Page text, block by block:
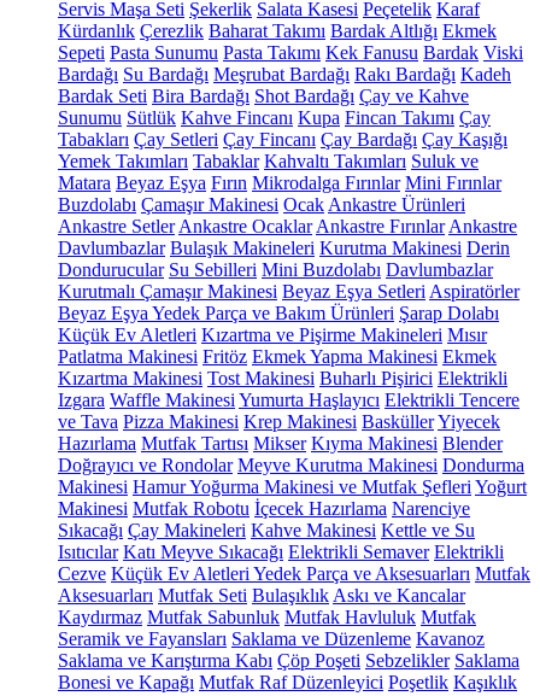
Servis Maşa Seti Şekerlik Salata Kasesi Peçetelik Karaf
Kürdanlık Çerezlik Baharat Takımı Bardak Altlığı Ekmek
Sepeti Pasta Sunumu Pasta Takımı Kek Fanusu Bardak Viski
Bardağı Su Bardağı Meşrubat Bardağı Rakı Bardağı Kadeh
Bardak Seti Bira Bardağı Shot Bardağı Çay ve Kahve
Sunumu Sütlük Kahve Fincanı Kupa Fincan Takımı Çay
Tabakları Çay Setleri Çay Fincanı Çay Bardağı Çay Kaşığı
Yemek Takımları Tabaklar Kahvaltı Takımları Suluk ve
Matara Beyaz Eşya Fırın Mikrodalga Fırınlar Mini Fırınlar
Buzdolabı Çamaşır Makinesi Ocak Ankastre Ürünleri
Ankastre Setler Ankastre Ocaklar Ankastre Fırınlar Ankastre
Davlumbazlar Bulaşık Makineleri Kurutma Makinesi Derin
Dondurucular Su Sebilleri Mini Buzdolabı Davlumbazlar
Kurutmalı Çamaşır Makinesi Beyaz Eşya Setleri Aspiratörler
Beyaz Eşya Yedek Parça ve Bakım Ürünleri Şarap Dolabı
Küçük Ev Aletleri Kızartma ve Pişirme Makineleri Mısır
Patlatma Makinesi Fritöz Ekmek Yapma Makinesi Ekmek
Kızartma Makinesi Tost Makinesi Buharlı Pişirici Elektrikli
Izgara Waffle Makinesi Yumurta Haşlayıcı Elektrikli Tencere
ve Tava Pizza Makinesi Krep Makinesi BasküllerYiyecek
Hazırlama Mutfak Tartısı Mikser Kıyma Makinesi Blender
Doğrayıcı ve Rondolar Meyve Kurutma Makinesi Dondurma
Makinesi Hamur Yoğurma Makinesi ve Mutfak Şefleri Yoğurt
Makinesi Mutfak Robotu İçecek Hazırlama Narenciye
Sıkacağı Çay Makineleri Kahve Makinesi Kettle ve Su
Isıtıcılar Katı Meyve Sıkacağı Elektrikli Semaver Elektrikli
Cezve Küçük Ev Aletleri Yedek Parça ve Aksesuarları Mutfak
Aksesuarları Mutfak Seti Bulaşıklık Askı ve Kancalar
Kaydırmaz Mutfak Sabunluk Mutfak Havluluk Mutfak
Seramik ve Fayansları Saklama ve Düzenleme Kavanoz
Saklama ve Karıştırma Kabı Çöp Poşeti Sebzelikler Saklama
Bonesi ve Kapağı Mutfak Raf Düzenleyici Poşetlik Kaşıklık